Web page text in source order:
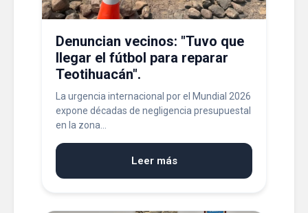
Denuncian vecinos: "Tuvo que
llegar el fútbol para reparar
Teotihuacán".
La urgencia internacional por el Mundial 2026
expone décadas de negligencia presupuestal
en la zona...
Leer más